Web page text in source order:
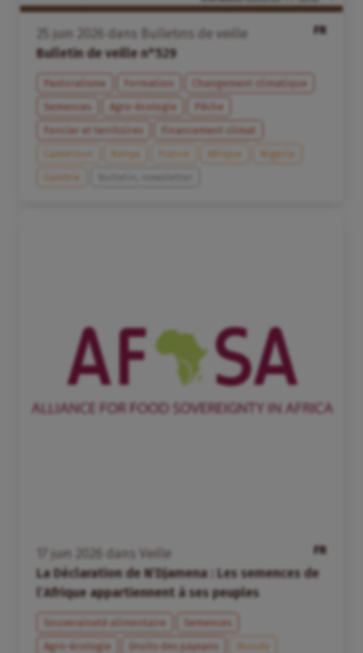
FR
juin dans
Bulletins de veille
Bulletin de veille n°529
Pastoralisme Formation
Changement climatique
Semences
Agro-écologie
Pêche
Foncier et territoires
Financement climat
Cameroun
Kenya France Afrique
Nigeria
Gambie
FR
juin dans
Veille
La Déclaration de N’Djamena : Les semences de
l’Afrique appartiennent à ses peuples
Souveraineté alimentaire
Semences
Agro-écologie
Droits des paysans
Monde